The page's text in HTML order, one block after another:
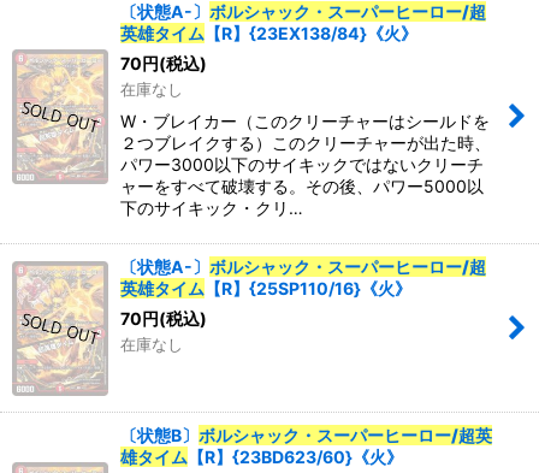
〔状態A-〕 ボルシャック・スーパーヒーロー/超
英雄タイム 【R】{23EX138/84}《火》
70 円(税込)
在庫なし
W・ブレイカー（このクリーチャーはシールドを
２つブレイクする）このクリーチャーが出た時、
パワー3000以下のサイキックではないクリーチ
ャーをすべて破壊する。その後、パワー5000以
下のサイキック・クリ…
〔状態A-〕 ボルシャック・スーパーヒーロー/超
英雄タイム 【R】{25SP110/16}《火》
70 円(税込)
在庫なし
〔状態B〕 ボルシャック・スーパーヒーロー/超英
雄タイム 【R】{23BD623/60}《火》